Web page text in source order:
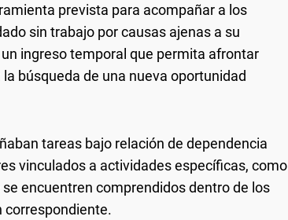
prevista para acompañar a los
sin trabajo por causas ajenas a su
ingreso temporal que permita afrontar
búsqueda de una nueva oportunidad
tareas bajo relación de dependencia
vinculados a actividades específicas, como
encuentren comprendidos dentro de los
correspondiente.